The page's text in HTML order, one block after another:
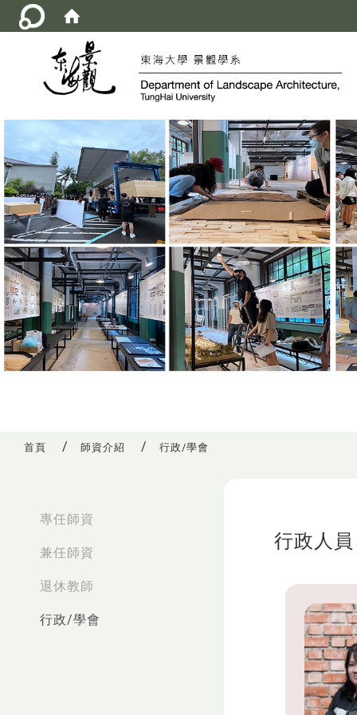
首頁 師資介紹 行政/學會
專任師資
兼任師資
退休教師
行政/學會
行政人員